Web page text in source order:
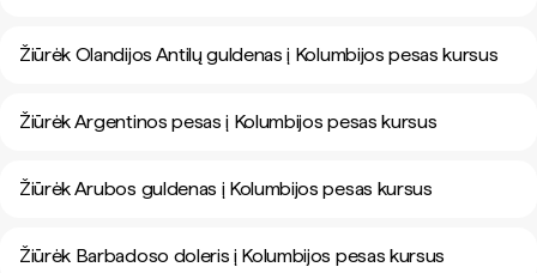
Žiūrėk Olandijos Antilų guldenas į Kolumbijos pesas kursus
Žiūrėk Argentinos pesas į Kolumbijos pesas kursus
Žiūrėk Arubos guldenas į Kolumbijos pesas kursus
Žiūrėk Barbadoso doleris į Kolumbijos pesas kursus